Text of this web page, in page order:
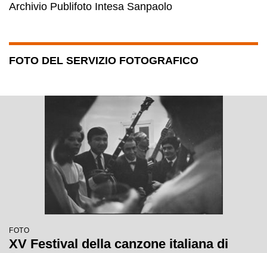
Archivio Publifoto Intesa Sanpaolo
FOTO DEL SERVIZIO FOTOGRAFICO
FOTO
XV Festival della canzone italiana di